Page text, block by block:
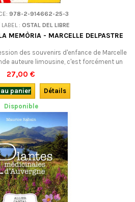
978-2-914662-25-3
: OSTAL DEL LIBRE
MEMÒRIA - MARCELLE DELPASTRE
des souvenirs d'enfance de Marcelle
auteure limousine, c'est forcément un
En occitan (limousin).
27,00 €
panier
Détails
Disponible